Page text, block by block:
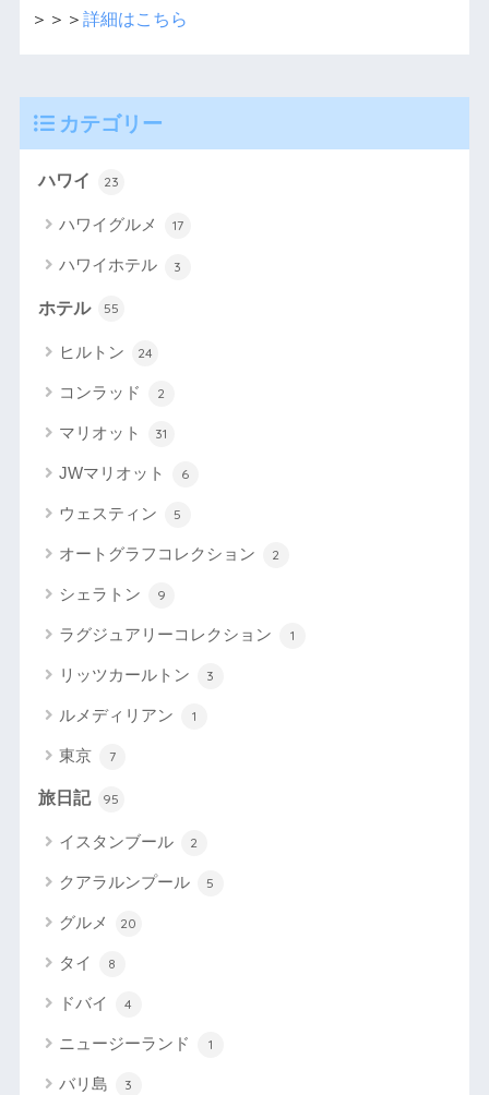
＞＞＞ 詳細はこちら
カテゴリー
ハワイ 23
ハワイグルメ 17
ハワイホテル 3
ホテル 55
ヒルトン 24
コンラッド 2
マリオット 31
JWマリオット 6
ウェスティン 5
オートグラフコレクション 2
シェラトン 9
ラグジュアリーコレクション 1
リッツカールトン 3
ルメディリアン 1
東京 7
旅日記 95
イスタンブール 2
クアラルンプール 5
グルメ 20
タイ 8
ドバイ 4
ニュージーランド 1
バリ島 3